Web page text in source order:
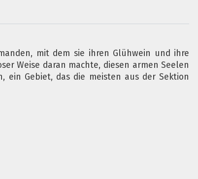
mit dem sie ihren Glühwein und ihre
Weise daran machte, diesen armen Seelen
ein Gebiet, das die meisten aus der Sektion